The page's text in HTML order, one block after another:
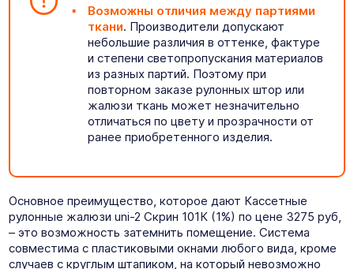
Возможны отличия между партиями
ткани. Производители допускают
небольшие различия в оттенке, фактуре
и степени светопропускания материалов
из разных партий. Поэтому при
повторном заказе рулонных штор или
жалюзи ткань может незначительно
отличаться по цвету и прозрачности от
ранее приобретенного изделия.
Основное преимущество, которое дают Кассетные
рулонные жалюзи uni-2 Скрин 101К (1%) по цене 3275 руб,
– это возможность затемнить помещение. Система
совместима с пластиковыми окнами любого вида, кроме
случаев с круглым штапиком, на который невозможно